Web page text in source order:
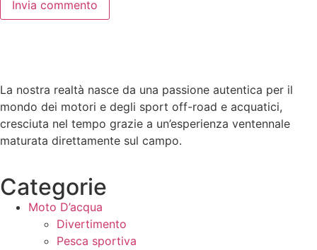
La nostra realtà nasce da una passione autentica per il
mondo dei motori e degli sport off-road e acquatici,
cresciuta nel tempo grazie a un’esperienza ventennale
maturata direttamente sul campo.
Categorie
Moto D’acqua
Divertimento
Pesca sportiva